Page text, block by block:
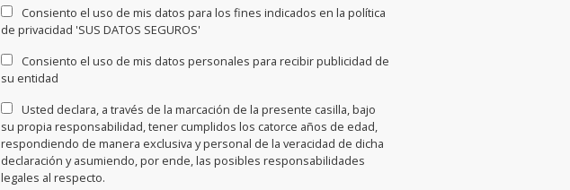
Consiento el uso de mis datos para los fines indicados en la política
de privacidad 'SUS DATOS SEGUROS'
Consiento el uso de mis datos personales para recibir publicidad de
su entidad
Usted declara, a través de la marcación de la presente casilla, bajo
su propia responsabilidad, tener cumplidos los catorce años de edad,
respondiendo de manera exclusiva y personal de la veracidad de dicha
declaración y asumiendo, por ende, las posibles responsabilidades
legales al respecto.